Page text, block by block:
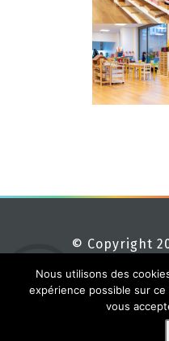
© Copyright
Nous utilisons des
expérience possible sur
vous